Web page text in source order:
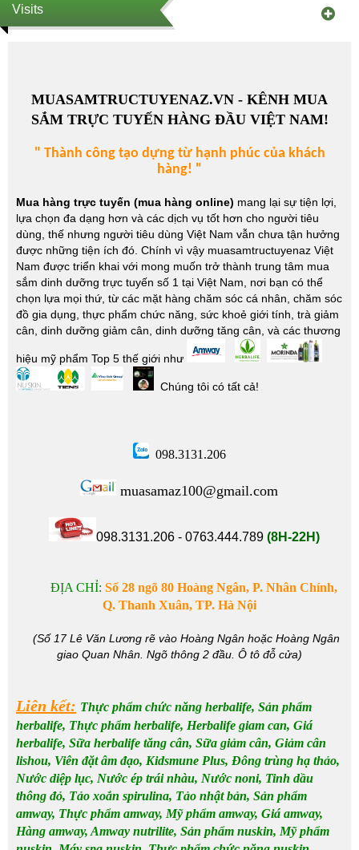
Visits
MUASAMTRUCTUYENAZ.VN - KÊNH MUA
SẮM TRỰC TUYẾN HÀNG ĐẦU VIỆT NAM!
" Thành công tạo dựng từ hạnh phúc của khách
hàng! "
Mua hàng trực tuyến (mua hàng online) mang lại sự tiện lợi,
lựa chọn đa dạng hơn và các dịch vụ tốt hơn cho người tiêu
dùng, thế nhưng người tiêu dùng Việt Nam vẫn chưa tận hưởng
được những tiện ích đó. Chính vì vậy muasamtructuyenaz Việt
Nam được triển khai với mong muốn trở thành trung tâm mua
sắm dinh dưỡng trực tuyến số 1 tại Việt Nam, nơi bạn có thể
chọn lựa mọi thứ, từ các mặt hàng chăm sóc cá nhân, chăm sóc
đồ gia dụng, thực phẩm chức năng, sức khoẻ giới tính, trà giảm
cân, dinh dưỡng giảm cân, dinh dưỡng tăng cân, và các thương
hiệu mỹ phẩm Top 5 thế giới như
Chúng tôi có tất cả!
098.3131.206
muasamaz100@gmail.com
098.3131.206 - 0763.444.789 (8H-22H)
ĐỊA CHỈ: Số 28 ngõ 80 Hoàng Ngân, P. Nhân Chính,
Q. Thanh Xuân, TP. Hà Nội
(Số 17 Lê Văn Lương rẽ vào Hoàng Ngân hoặc Hoàng Ngân
giao Quan Nhân. Ngõ thông 2 đầu. Ô tô đỗ cửa)
Liên kết: Thực phẩm chức năng herbalife, Sản phẩm
herbalife, Thực phẩm herbalife, Herbalife giam can, Giá
herbalife, Sữa herbalife tăng cân, Sữa giảm cân, Giảm cân
lishou, Viên đặt âm đạo, Kidsmune Plus, Đông trùng hạ thảo,
Nước diệp lục, Nước ép trái nhàu, Nước noni, Tinh dầu
thông đỏ, Tảo xoắn spirulina, Tảo nhật bản, Sản phẩm
amway, Thực phẩm amway, Mỹ phẩm amway, Giá amway,
Hàng amway, Amway nutrilite, Sản phẩm nuskin, Mỹ phẩm